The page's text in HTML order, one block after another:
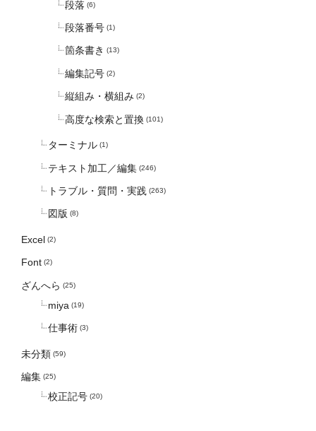
段落 (6)
段落番号 (1)
箇条書き (13)
編集記号 (2)
縦組み・横組み (2)
高度な検索と置換 (101)
ターミナル (1)
テキスト加工／編集 (246)
トラブル・質問・実践 (263)
図版 (8)
Excel (2)
Font (2)
ざんへら (25)
miya (19)
仕事術 (3)
未分類 (59)
編集 (25)
校正記号 (20)